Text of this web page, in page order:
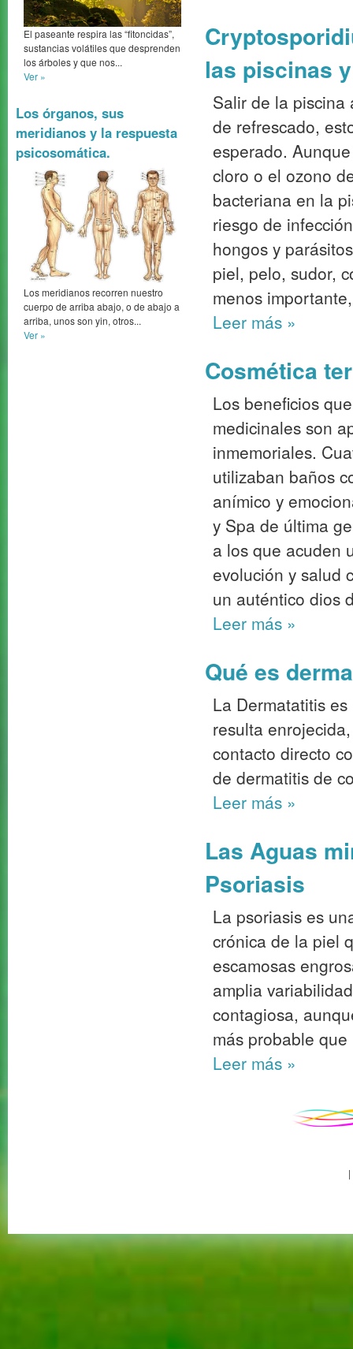
El paseante respira las “fitoncidas”,
sustancias volátiles que desprenden
los árboles y que nos...
Ver »
Los órganos, sus
meridianos y la respuesta
psicosomática.
Los meridianos recorren nuestro
cuerpo de arriba abajo, o de abajo a
arriba, unos son yin, otros...
Ver »
las piscinas
Salir de la
de refrescado,
esperado.
cloro o el ozono
bacteriana en la
riesgo de
hongos y
piel, pelo, sudor,
menos importante,
Leer más »
Cosmética
Los beneficios
medicinales son
inmemoriales.
utilizaban baños
anímico y
y Spa de última
a los que acuden
evolución y salud
un auténtico dios
Leer más »
Qué es
La Dermatatitis
resulta
contacto directo
de dermatitis de
Leer más »
Las Aguas
Psoriasis
La psoriasis es
crónica de la piel
escamosas
amplia
contagiosa,
más probable
Leer más »
|